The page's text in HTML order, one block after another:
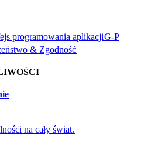
programowania aplikacji​​G-P
& Zgodność​​
na cały świat.​​